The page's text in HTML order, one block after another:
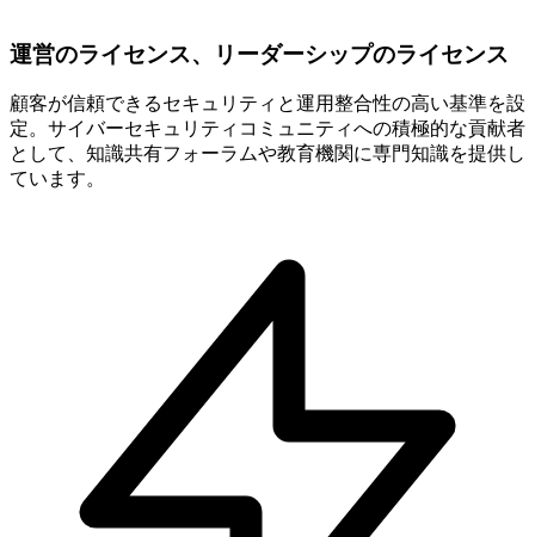
運営のライセンス、リーダーシップのライセンス
顧客が信頼できるセキュリティと運用整合性の高い基準を設
定。サイバーセキュリティコミュニティへの積極的な貢献者
として、知識共有フォーラムや教育機関に専門知識を提供し
ています。